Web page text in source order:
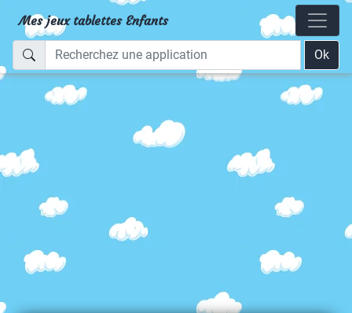
Mes jeux tablettes Enfants
Ok